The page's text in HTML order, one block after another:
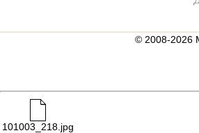
© 2008-2026
101003_218.jpg